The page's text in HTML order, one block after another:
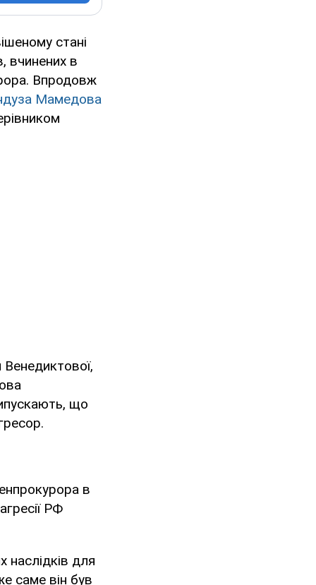
стані
вчинених в
Впродовж
Мамедова
що
в
РФ
наслідків для
саме він був